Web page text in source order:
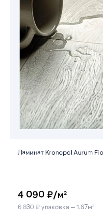
Ламинат Kronopol Aurum
4 090 ₽/м²
6 830 ₽ упаковка — 1.67м²